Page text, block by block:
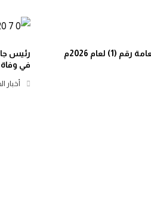
لعام 2026م
رئيس
في وفاة
أخبار